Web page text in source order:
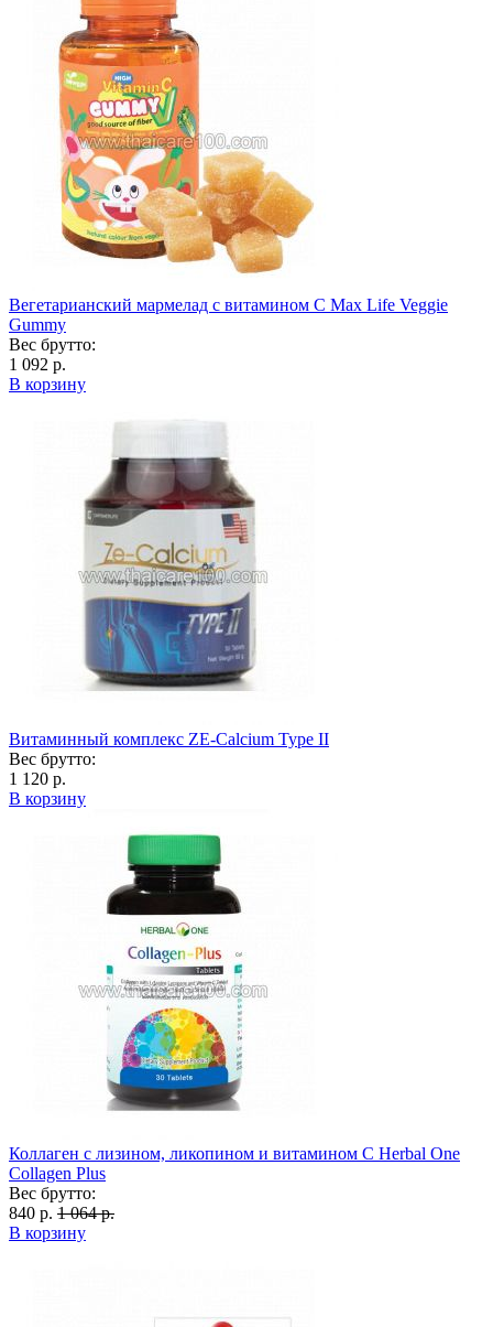
Вегетарианский мармелад с витамином C Max Life Veggie
Gummy
Вес брутто:
1 092 р.
В корзину
Витаминный комплекс ZE-Calcium Type II
Вес брутто:
1 120 р.
В корзину
Коллаген с лизином, ликопином и витамином С Herbal One
Collagen Plus
Вес брутто:
840 р. 1 064 р.
В корзину